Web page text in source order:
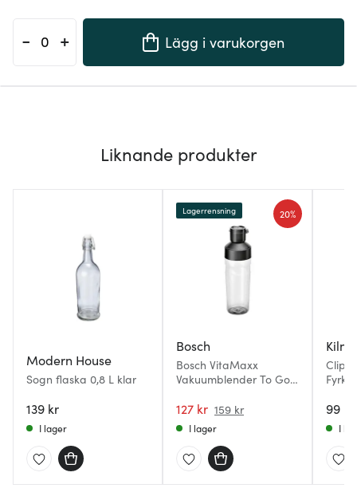
- + Lägg i varukorgen
Liknande produkter
Modern House
Sogn flaska 0,8 L klar
139 kr
I lager
Bosch
Bosch VitaMaxx
Vakuumblender To Go-
127 kr 159 kr
20%
Lagerrensning
I lager
Clip
99 kr
I